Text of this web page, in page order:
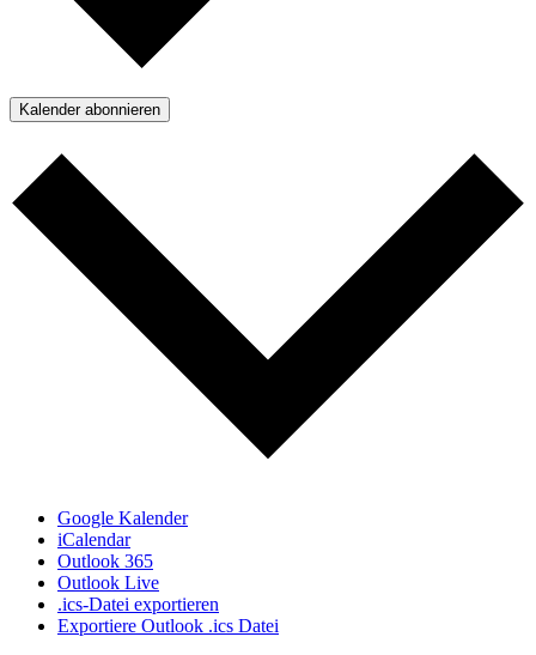
Kalender abonnieren
Google Kalender
iCalendar
Outlook 365
Outlook Live
.ics-Datei exportieren
Exportiere Outlook .ics Datei